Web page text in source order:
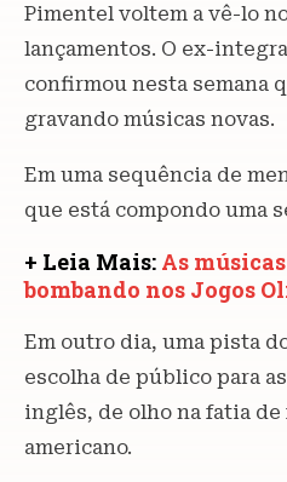
Pimentel voltem a vê-lo
lançamentos. O ex-
confirmou nesta semana
gravando músicas novas.
Em uma sequência de
que está compondo uma
+ Leia Mais: As
bombando nos Jogos
Em outro dia, uma pista
escolha de público para
inglês, de olho na fatia de
americano.